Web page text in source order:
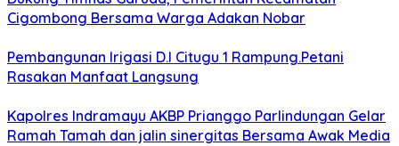
Cigombong Bersama Warga Adakan Nobar
Pembangunan Irigasi D.I Citugu 1 Rampung.Petani
Rasakan Manfaat Langsung
Kapolres Indramayu AKBP Prianggo Parlindungan Gelar
Ramah Tamah dan jalin sinergitas Bersama Awak Media